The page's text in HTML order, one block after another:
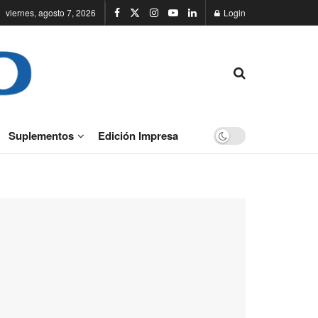
viernes, agosto 7, 2026 Login
Suplementos Edición Impresa